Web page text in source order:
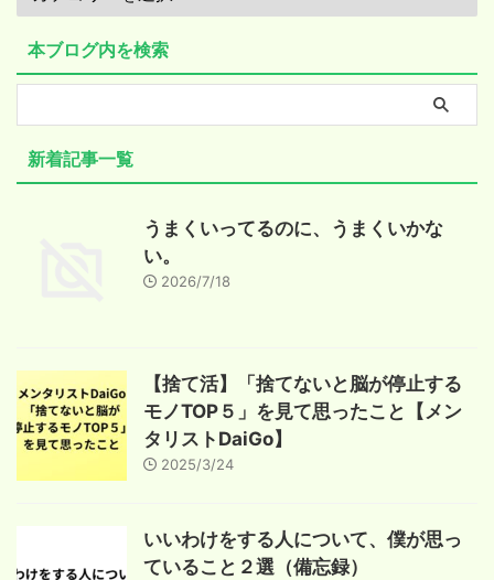
本ブログ内を検索
新着記事一覧
うまくいってるのに、うまくいかな
い。
2026/7/18
【捨て活】「捨てないと脳が停止する
モノTOP５」を見て思ったこと【メン
タリストDaiGo】
2025/3/24
いいわけをする人について、僕が思っ
ていること２選（備忘録）